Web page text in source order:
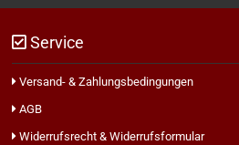
Service
Versand- & Zahlungsbedingungen
AGB
Widerrufsrecht & Widerrufsformular